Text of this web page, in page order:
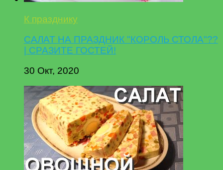
К празднику
САЛАТ НА ПРАЗДНИК "КОРОЛЬ СТОЛА"??
| СРАЗИТЕ ГОСТЕЙ!
30 Окт, 2020